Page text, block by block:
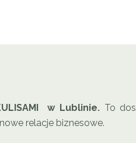
w Lublinie.To
relacje biznesowe.